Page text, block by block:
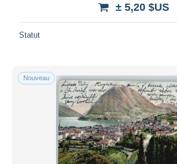
± 5,20 $US
Statut
Nouveau